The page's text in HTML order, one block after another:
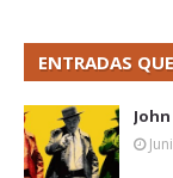
ENTRADAS